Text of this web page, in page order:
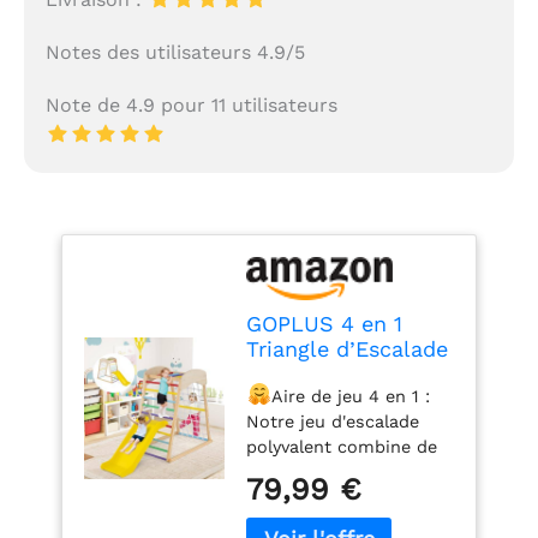
Notes des utilisateurs 4.9/5
Note de 4.9 pour 11 utilisateurs
GOPLUS 4 en 1
Triangle d’Escalade
Triangle Escalade
avec Toboggan et
Filet d’Escalade
Aire de Jeux
Montesorri, Charge
50KG pour Enfants
Aire de jeu 4 en 1 :
Notre jeu d'escalade
polyvalent combine de
toboggan, filet
d'escalade, échelle
79,99 €